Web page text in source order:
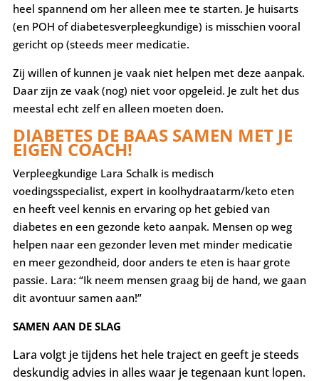
heel spannend om her alleen mee te starten. Je huisarts
(en POH of diabetesverpleegkundige) is misschien vooral
gericht op (steeds meer medicatie.
Zij willen of kunnen je vaak niet helpen met deze aanpak.
Daar zijn ze vaak (nog) niet voor opgeleid. Je zult het dus
meestal echt zelf en alleen moeten doen.
DIABETES DE BAAS SAMEN MET JE
EIGEN COACH!
Verpleegkundige Lara Schalkis medisch
voedingsspecialist, expert in koolhydraatarm/keto eten
en heeft veel kennis en ervaring op het gebied van
diabetes en een gezonde keto aanpak. Mensen op weg
helpen naar een gezonder leven met minder medicatie
en meer gezondheid, door anders te eten is haar grote
passie. Lara: “Ik neem mensen graag bij de hand, we gaan
dit avontuur samen aan!”
SAMEN AAN DE SLAG
Lara volgt je tijdens het hele traject en geeft je steeds
deskundig advies in alles waar je tegenaan kunt lopen.